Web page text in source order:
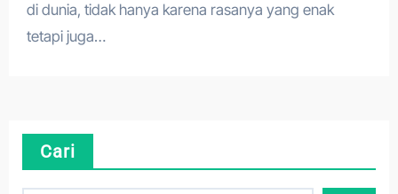
di dunia, tidak hanya karena rasanya yang enak
tetapi juga…
Cari